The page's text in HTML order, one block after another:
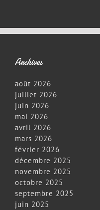
Archives
août 2026
juillet 2026
juin 2026
mai 2026
avril 2026
mars 2026
février 2026
décembre 2025
novembre 2025
octobre 2025
septembre 2025
juin 2025